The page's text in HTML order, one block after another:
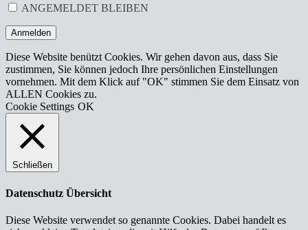
ANGEMELDET BLEIBEN
Anmelden
Diese Website benützt Cookies. Wir gehen davon aus, dass Sie
zustimmen, Sie können jedoch Ihre persönlichen Einstellungen
vornehmen. Mit dem Klick auf "OK" stimmen Sie dem Einsatz von
ALLEN Cookies zu.
Cookie Settings OK
Schließen
Datenschutz Übersicht
Diese Website verwendet so genannte Cookies. Dabei handelt es